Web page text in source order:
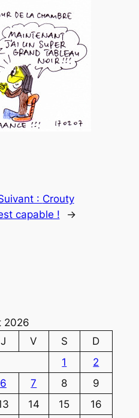
: Crouty
capable !
→
2026
J V S
D
1
2
6 7 8
9
14 15
16